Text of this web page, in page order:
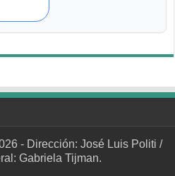
- Dirección: José Luis Politi /
Gabriela Tijman.